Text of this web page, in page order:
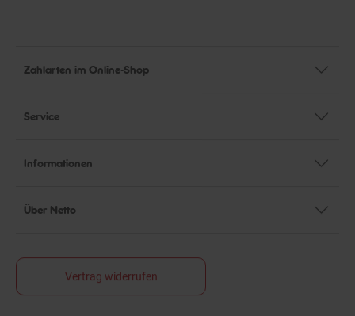
Zahlarten im Online-Shop
Service
Informationen
Über Netto
Vertrag widerrufen